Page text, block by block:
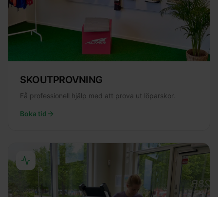
SKOUTPROVNING
Få professionell hjälp med att prova ut löparskor.
Boka tid